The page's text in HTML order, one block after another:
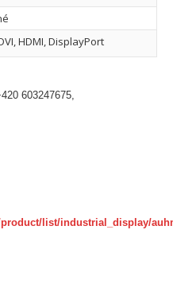
HDMI, DisplayPort
603247675,
list/industrial_display/